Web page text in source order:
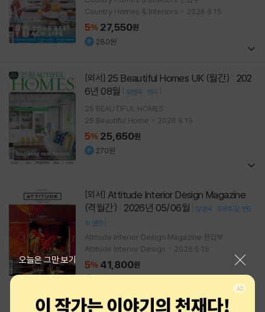
Country Homes & Interiors
2026.8.15.
5% 27,550원
280원
[외서]
6년 08월 [ 발행국 : 영국 ]
25 BEAUTIFUL HOMES
25 Beautiful Home
2026.8.15.
5% 25,650원
270원
[외서]
(격월간) : 2026년 05/06월 [ 발행국 : 포르투갈 연6
회 발행 ]
Attitude Interior Design Magazine 편집부
Attitude Interior Design
2026.5.15.
5% 41,800원
오늘은 그만 보기